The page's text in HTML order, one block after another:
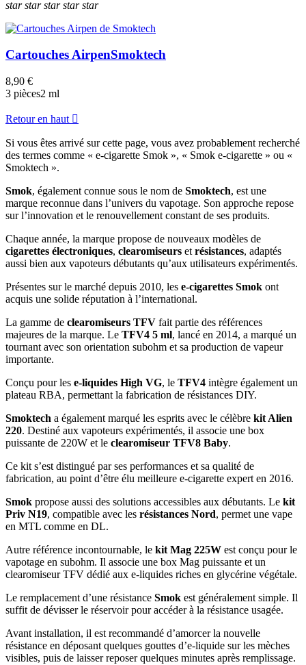
starstarstarstarstar
Cartouches AirpenSmoktech
8,90 €
3 pièces2 ml
Retour en haut 
Si vous êtes arrivé sur cette page, vous avez probablement recherché
des termes comme « e-cigarette Smok », « Smok e-cigarette » ou «
Smoktech ».
Smok, également connue sous le nom de Smoktech, est une
marque reconnue dans l’univers du vapotage. Son approche repose
sur l’innovation et le renouvellement constant de ses produits.
Chaque année, la marque propose de nouveaux modèles de
cigarettes électroniques, clearomiseurs et résistances, adaptés
aussi bien aux vapoteurs débutants qu’aux utilisateurs expérimentés.
Présentes sur le marché depuis 2010, les e-cigarettes Smok ont
acquis une solide réputation à l’international.
La gamme de clearomiseurs TFV fait partie des références
majeures de la marque. Le TFV4 5 ml, lancé en 2014, a marqué un
tournant avec son orientation subohm et sa production de vapeur
importante.
Conçu pour les e-liquides High VG, le TFV4 intègre également un
plateau RBA, permettant la fabrication de résistances DIY.
Smoktech a également marqué les esprits avec le célèbre kit Alien
220. Destiné aux vapoteurs expérimentés, il associe une box
puissante de 220W et le clearomiseur TFV8 Baby.
Ce kit s’est distingué par ses performances et sa qualité de
fabrication, au point d’être élu meilleure e-cigarette expert en 2016.
Smok propose aussi des solutions accessibles aux débutants. Le kit
Priv N19, compatible avec les résistances Nord, permet une vape
en MTL comme en DL.
Autre référence incontournable, le kit Mag 225W est conçu pour le
vapotage en subohm. Il associe une box Mag puissante et un
clearomiseur TFV dédié aux e-liquides riches en glycérine végétale.
Le remplacement d’une résistance Smok est généralement simple. Il
suffit de dévisser le réservoir pour accéder à la résistance usagée.
Avant installation, il est recommandé d’amorcer la nouvelle
résistance en déposant quelques gouttes d’e-liquide sur les mèches
visibles, puis de laisser reposer quelques minutes après remplissage.